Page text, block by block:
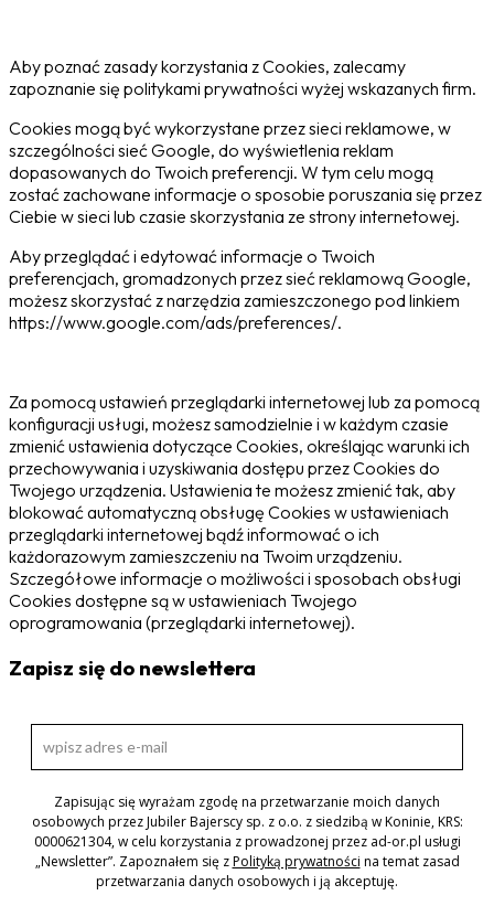
Aby poznać zasady korzystania z Cookies, zalecamy
zapoznanie się politykami prywatności wyżej wskazanych firm.
Cookies mogą być wykorzystane przez sieci reklamowe, w
szczególności sieć Google, do wyświetlenia reklam
dopasowanych do Twoich preferencji. W tym celu mogą
zostać zachowane informacje o sposobie poruszania się przez
Ciebie w sieci lub czasie skorzystania ze strony internetowej.
Aby przeglądać i edytować informacje o Twoich
preferencjach, gromadzonych przez sieć reklamową Google,
możesz skorzystać z narzędzia zamieszczonego pod linkiem
https://www.google.com/ads/preferences/.
Za pomocą ustawień przeglądarki internetowej lub za pomocą
konfiguracji usługi, możesz samodzielnie i w każdym czasie
zmienić ustawienia dotyczące Cookies, określając warunki ich
przechowywania i uzyskiwania dostępu przez Cookies do
Twojego urządzenia. Ustawienia te możesz zmienić tak, aby
blokować automatyczną obsługę Cookies w ustawieniach
przeglądarki internetowej bądź informować o ich
każdorazowym zamieszczeniu na Twoim urządzeniu.
Szczegółowe informacje o możliwości i sposobach obsługi
Cookies dostępne są w ustawieniach Twojego
oprogramowania (przeglądarki internetowej).
Zapisz się do newslettera
Zapisując się wyrażam zgodę na przetwarzanie moich danych
osobowych przez Jubiler Bajerscy sp. z o.o. z siedzibą w Koninie, KRS:
0000621304, w celu korzystania z prowadzonej przez ad-or.pl usługi
„Newsletter”. Zapoznałem się zPolityką prywatności na temat zasad
przetwarzania danych osobowych i ją akceptuję.